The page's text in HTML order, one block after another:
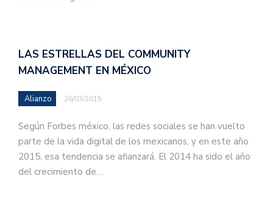
LAS ESTRELLAS DEL COMMUNITY
MANAGEMENT EN MÉXICO
Alianzo 26/03/2015
Según Forbes méxico, las redes sociales se han vuelto
parte de la vida digital de los mexicanos, y en este año
2015, esa tendencia se afianzará. El 2014 ha sido el año
del crecimiento de…